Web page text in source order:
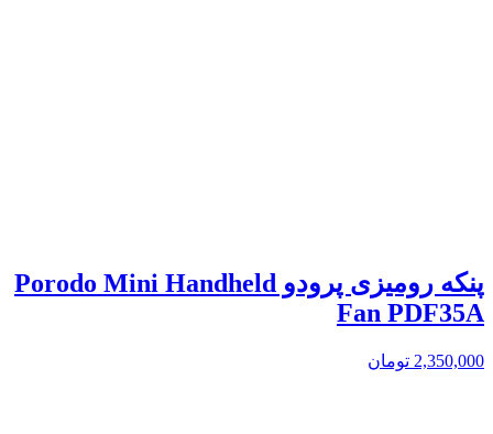
پنکه رومیزی پرودو Porodo Mini Handheld
Fan PDF35A
2,350,000 تومان